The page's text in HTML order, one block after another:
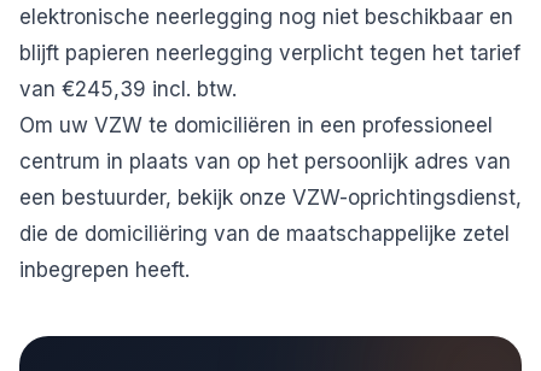
elektronische neerlegging nog niet beschikbaar en
blijft papieren neerlegging verplicht tegen het tarief
van €245,39 incl. btw.
Om uw VZW te domiciliëren in een professioneel
centrum in plaats van op het persoonlijk adres van
een bestuurder, bekijk onze VZW-oprichtingsdienst,
die de domiciliëring van de maatschappelijke zetel
inbegrepen heeft.